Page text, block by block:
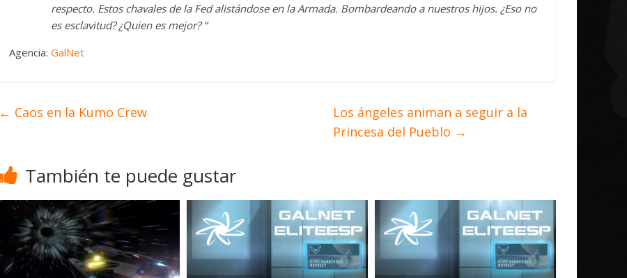
respecto. Estos chavales de la Fed alistándose en la Armada. Bombardeando a nuestros hijos. ¿Eso no
es esclavitud? ¿Quien es mejor? “
Agencia: GalNet
← Caos en la Kumo Crew
Los ángeles animan a seguir a la
Princesa del Pueblo →
También te puede gustar